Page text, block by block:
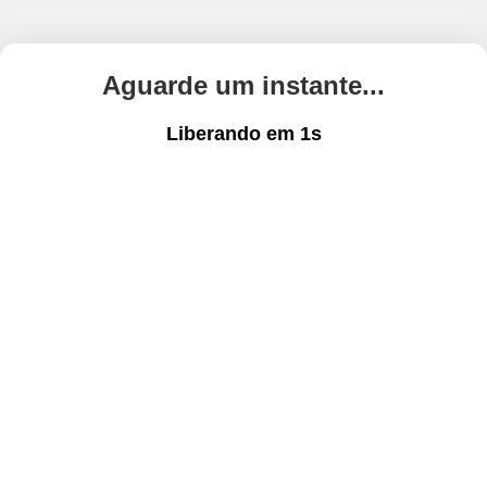
Aguarde um instante...
Liberando em 1s